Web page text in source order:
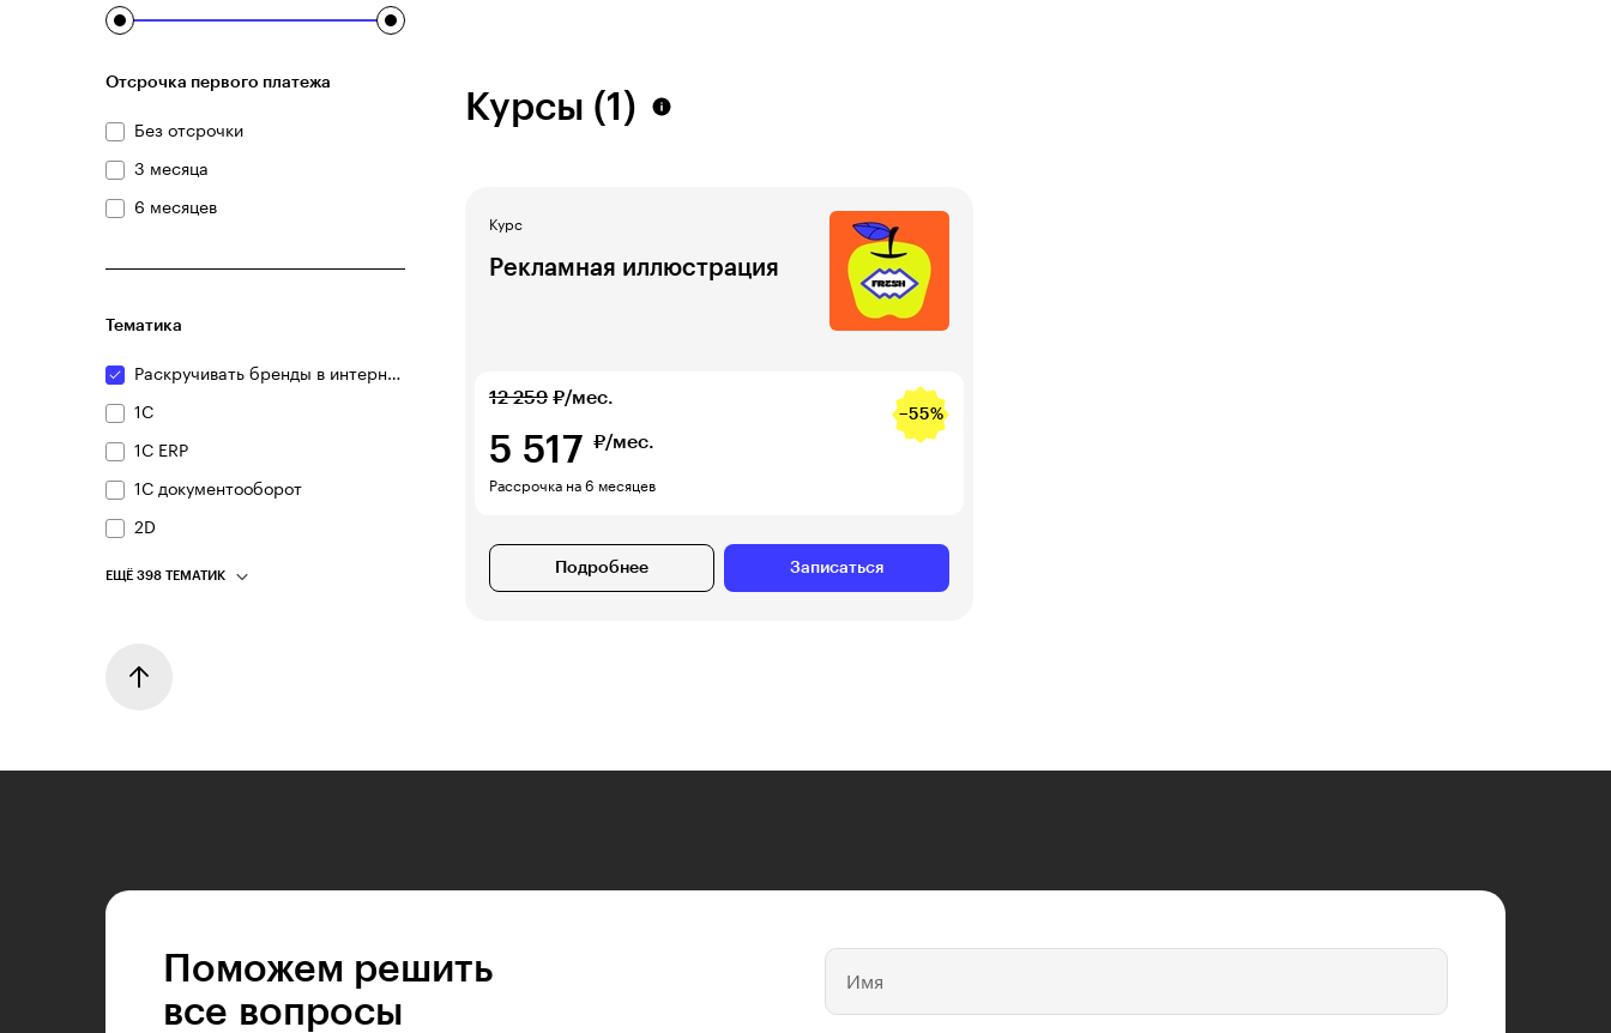
Отсрочка первого платежа
Без отсрочки
3 месяца
6 месяцев
Тематика
Раскручивать бренды в интернете
1С
1С ERP
1С документооборот
2D
ЕЩЁ 398 ТЕМАТИК
Курсы (1)
Курс
Рекламная иллюстрация
12 259 ₽/мес.
−55%
5 517 ₽/мес.
Рассрочка на 6 месяцев
Подробнее Записаться
Поможем решить
все вопросы
Имя